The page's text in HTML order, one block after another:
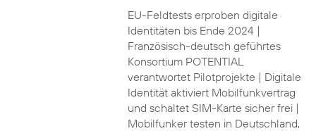
EU-Feldtests erproben digitale
Identitäten bis Ende 2024 |
Französisch-deutsch geführtes
Konsortium POTENTIAL
verantwortet Pilotprojekte | Digitale
Identität aktiviert Mobilfunkvertrag
und schaltet SIM-Karte sicher frei |
Mobilfunker testen in Deutschland,